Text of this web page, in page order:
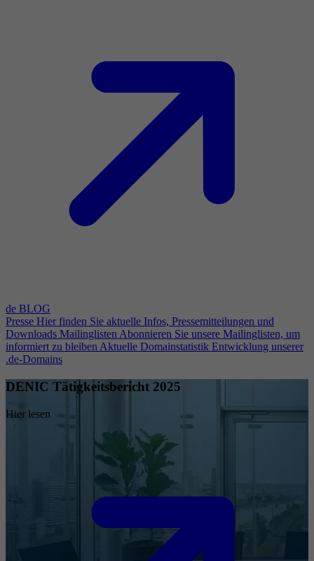
de BLOG
Presse Hier finden Sie aktuelle Infos, Pressemitteilungen und
Downloads Mailinglisten Abonnieren Sie unsere Mailinglisten, um
informiert zu bleiben Aktuelle Domainstatistik Entwicklung unserer
.de-Domains
DENIC Tätigkeitsbericht 2025
Hier lesen